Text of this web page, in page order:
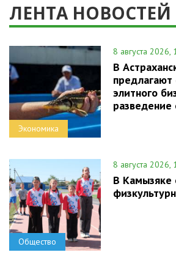
ЛЕНТА НОВОСТЕЙ
Экономика
8 августа 2026,
В
элитного
разведение
Общество
8 августа 2026,
В Камызяке